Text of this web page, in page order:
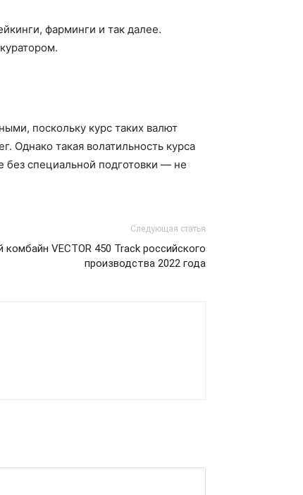
фарминги и так далее.
поскольку курс таких валют
Однако такая волатильность курса
без специальной подготовки — не
Следующая статья
VECTOR 450 Track российского
производства 2022 года